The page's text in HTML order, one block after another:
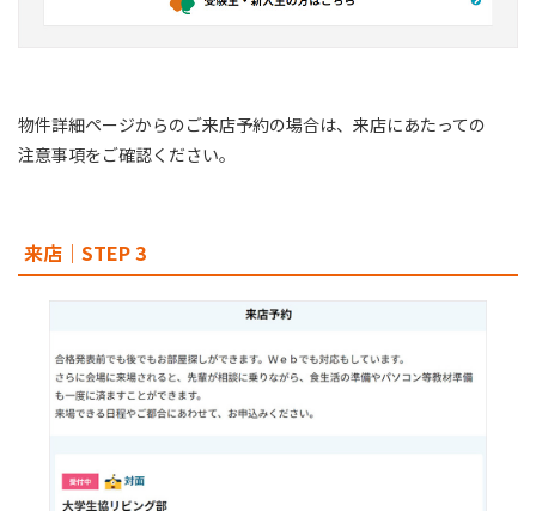
物件詳細ページからのご来店予約の場合は、来店にあたっての
注意事項をご確認ください。
来店｜STEP 3